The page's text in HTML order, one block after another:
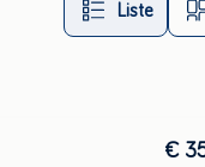
Liste
€